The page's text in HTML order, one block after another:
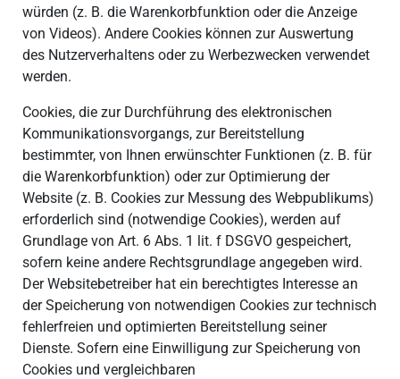
würden (z. B. die Warenkorbfunktion oder die Anzeige
von Videos). Andere Cookies können zur Auswertung
des Nutzerverhaltens oder zu Werbezwecken verwendet
werden.
Cookies, die zur Durchführung des elektronischen
Kommunikationsvorgangs, zur Bereitstellung
bestimmter, von Ihnen erwünschter Funktionen (z. B. für
die Warenkorbfunktion) oder zur Optimierung der
Website (z. B. Cookies zur Messung des Webpublikums)
erforderlich sind (notwendige Cookies), werden auf
Grundlage von Art. 6 Abs. 1 lit. f DSGVO gespeichert,
sofern keine andere Rechtsgrundlage angegeben wird.
Der Websitebetreiber hat ein berechtigtes Interesse an
der Speicherung von notwendigen Cookies zur technisch
fehlerfreien und optimierten Bereitstellung seiner
Dienste. Sofern eine Einwilligung zur Speicherung von
Cookies und vergleichbaren